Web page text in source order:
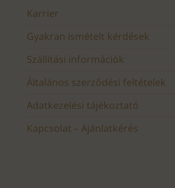
Karrier
Gyakran ismételt kérdések
Szállítási információk
Általános szerződési feltételek
Adatkezelési tájékoztató
Kapcsolat – Ajánlatkérés